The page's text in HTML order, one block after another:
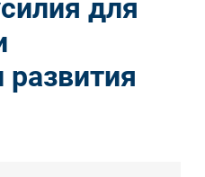
для
развития